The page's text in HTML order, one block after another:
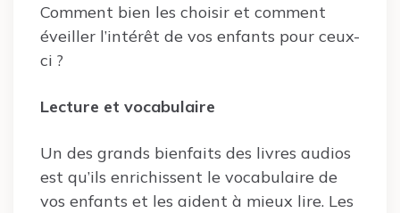
Comment bien les choisir et comment
éveiller l’intérêt de vos enfants pour ceux-
ci ?
Lecture et vocabulaire
Un des grands bienfaits des livres audios
est qu’ils enrichissent le vocabulaire de
vos enfants et les aident à mieux lire. Les